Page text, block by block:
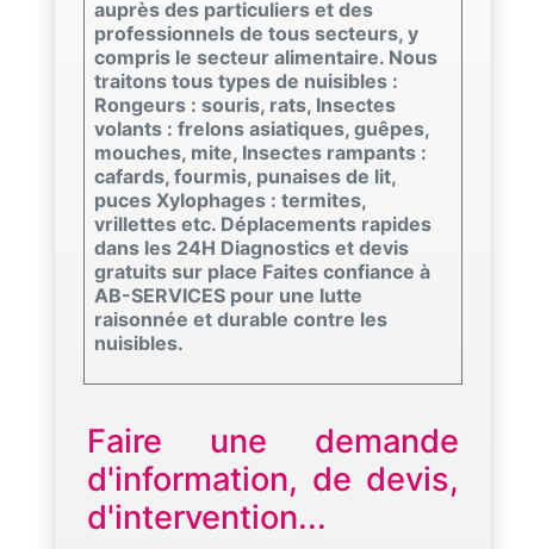
auprès des particuliers et des
professionnels de tous secteurs, y
compris le secteur alimentaire. Nous
traitons tous types de nuisibles :
Rongeurs : souris, rats, Insectes
volants : frelons asiatiques, guêpes,
mouches, mite, Insectes rampants :
cafards, fourmis, punaises de lit,
puces Xylophages : termites,
vrillettes etc. Déplacements rapides
dans les 24H Diagnostics et devis
gratuits sur place Faites confiance à
AB-SERVICES pour une lutte
raisonnée et durable contre les
nuisibles.
Faire une demande
d'information, de devis,
d'intervention...